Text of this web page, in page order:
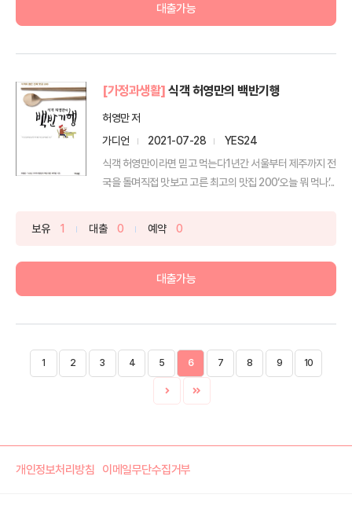
대출가능
[가정과생활] 식객 허영만의 백반기행
허영만 저
가디언
2021-07-28
YES24
식객 허영만이라면 믿고 먹는다1년간 서울부터 제주까지 전
국을 돌며직접 맛보고 고른 최고의 맛집 200‘오늘 뭐 먹나’...
보유 1 대출 0 예약 0
대출가능
1 2 3 4 5 6 7 8 9 10
개인정보처리방침 이메일무단수집거부